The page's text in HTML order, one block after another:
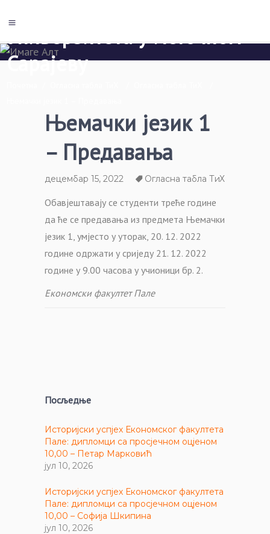
Сарајеву
Њемачки језик 1
– Предавања
децембар 15, 2022 Огласна табла ТиХ
Обавјештавају се студенти треће године
да ће се предавања из предмета Њемачки
језик 1, умјесто у уторак, 20. 12. 2022
године одржати у сриједу 21. 12. 2022
године у 9.00 часова у учионици бр. 2.
Економски факултет Пале
Посљедње
Историјски успјех Економског факултета
Пале: дипломци са просјечном оцјеном
10,00 – Петар Марковић
јул 10, 2026
Историјски успјех Економског факултета
Пале: дипломци са просјечном оцјеном
10,00 – Софија Шкипина
јул 10, 2026